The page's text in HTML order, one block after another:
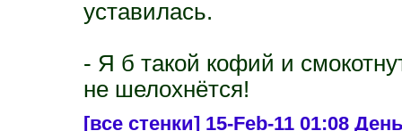
уставилась.
- Я б такой кофий и
не шелохнётся!
[все стенки]15-Feb-11 01:08